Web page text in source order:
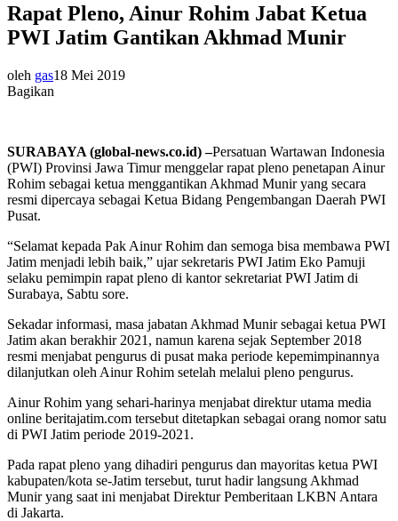
Rapat Pleno, Ainur Rohim Jabat Ketua
PWI Jatim Gantikan Akhmad Munir
oleh gas18 Mei 2019
Bagikan
SURABAYA (global-news.co.id) –Persatuan Wartawan Indonesia
(PWI) Provinsi Jawa Timur menggelar rapat pleno penetapan Ainur
Rohim sebagai ketua menggantikan Akhmad Munir yang secara
resmi dipercaya sebagai Ketua Bidang Pengembangan Daerah PWI
Pusat.
“Selamat kepada Pak Ainur Rohim dan semoga bisa membawa PWI
Jatim menjadi lebih baik,” ujar sekretaris PWI Jatim Eko Pamuji
selaku pemimpin rapat pleno di kantor sekretariat PWI Jatim di
Surabaya, Sabtu sore.
Sekadar informasi, masa jabatan Akhmad Munir sebagai ketua PWI
Jatim akan berakhir 2021, namun karena sejak September 2018
resmi menjabat pengurus di pusat maka periode kepemimpinannya
dilanjutkan oleh Ainur Rohim setelah melalui pleno pengurus.
Ainur Rohim yang sehari-harinya menjabat direktur utama media
online beritajatim.com tersebut ditetapkan sebagai orang nomor satu
di PWI Jatim periode 2019-2021.
Pada rapat pleno yang dihadiri pengurus dan mayoritas ketua PWI
kabupaten/kota se-Jatim tersebut, turut hadir langsung Akhmad
Munir yang saat ini menjabat Direktur Pemberitaan LKBN Antara
di Jakarta.